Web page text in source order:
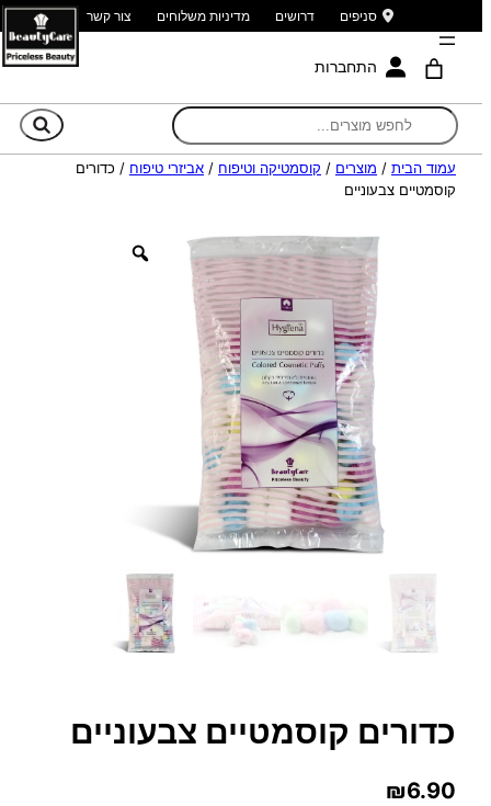
סניפים דרושים מדיניות משלוחים צור קשר
התחברות
עמוד הבית / מוצרים / קוסמטיקה וטיפוח / אביזרי טיפוח / כדורים
קוסמטיים צבעוניים
כדורים קוסמטיים צבעוניים
₪6.90